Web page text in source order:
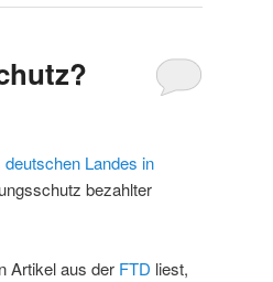
Landes in
bezahlter
Artikel aus der FTD liest,